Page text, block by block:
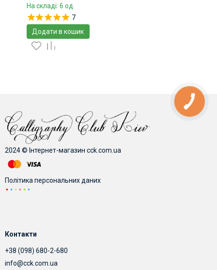
На складі: 6 од.
7
Додати в кошик
2024 © Інтернет-магазин cck.com.ua
Політика персональних даних
Контакти
+38 (098) 680-2-680
info@cck.com.ua